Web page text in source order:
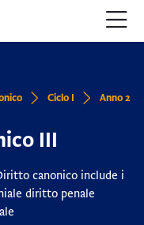
Ciclo I Anno 2
III
canonico include i
diritto penale